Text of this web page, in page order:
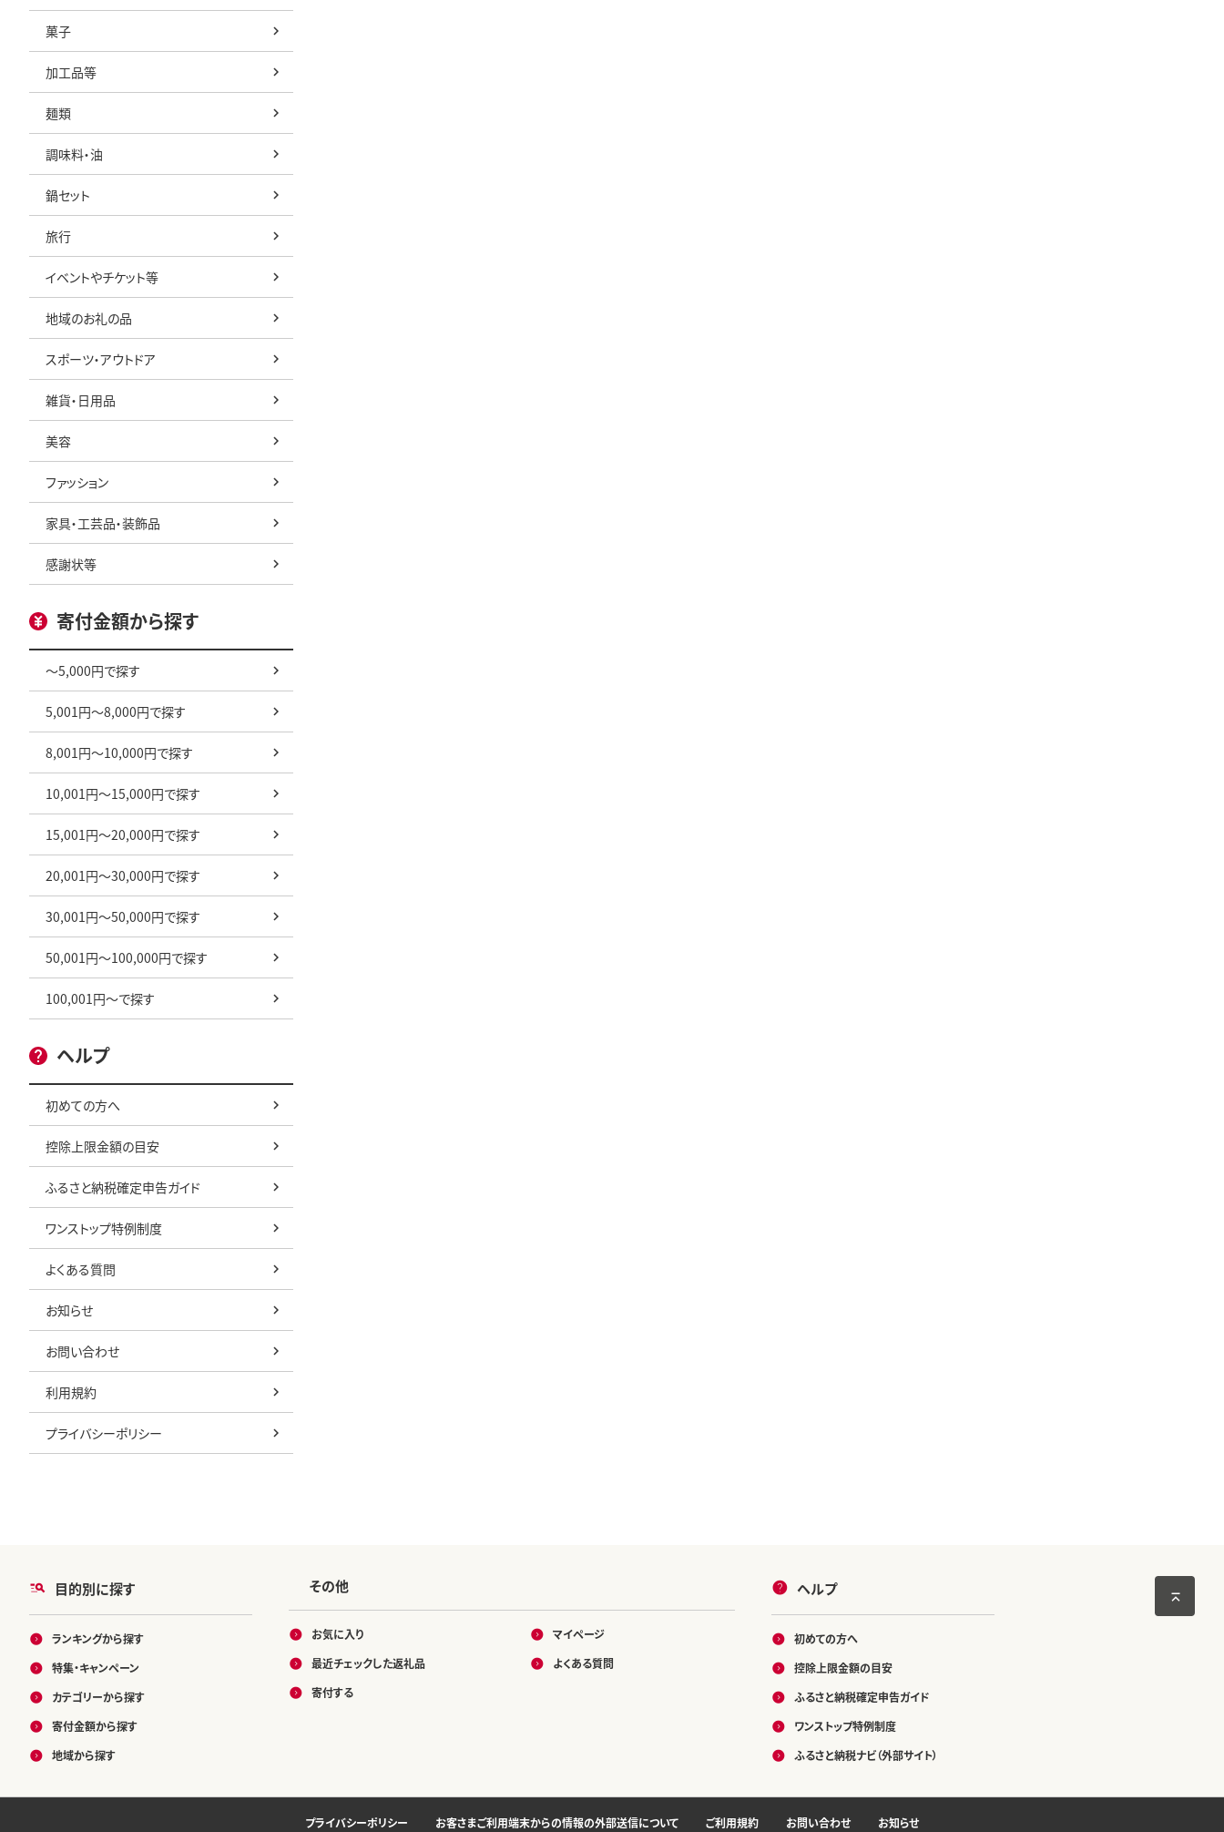
菓子
加工品等
麺類
調味料・油
鍋セット
旅行
イベントやチケット等
地域のお礼の品
スポーツ・アウトドア
雑貨・日用品
美容
ファッション
家具・工芸品・装飾品
感謝状等
寄付金額から探す
～5,000円で探す
5,001円～8,000円で探す
8,001円～10,000円で探す
10,001円～15,000円で探す
15,001円～20,000円で探す
20,001円～30,000円で探す
30,001円～50,000円で探す
50,001円～100,000円で探す
100,001円～で探す
ヘルプ
初めての方へ
控除上限金額の目安
ふるさと納税確定申告ガイド
ワンストップ特例制度
よくある質問
お知らせ
お問い合わせ
利用規約
プライバシーポリシー
目的別に探す
ランキングから探す
特集・キャンペーン
カテゴリーから探す
寄付金額から探す
地域から探す
その他
お気に入り
最近チェックした返礼品
寄付する
マイページ
よくある質問
ヘルプ
初めての方へ
控除上限金額の目安
ふるさと納税確定申告ガイド
ワンストップ特例制度
ふるさと納税ナビ（外部サイト）
プライバシーポリシー お客さまご利用端末からの情報の外部送信について ご利用規約 お問い合わせ お知らせ